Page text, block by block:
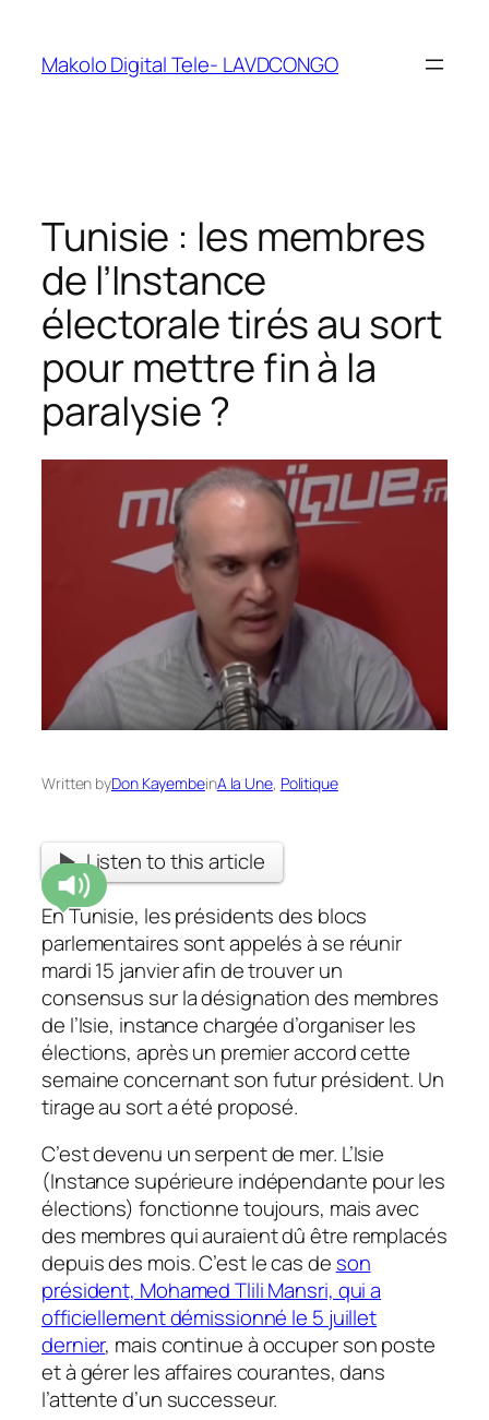
Makolo Digital Tele- LAVDCONGO
Tunisie : les membres
de l’Instance
électorale tirés au sort
pour mettre fin à la
paralysie ?
Written byDon KayembeinA la Une, Politique
Listen to this article
En Tunisie, les présidents des blocs
parlementaires sont appelés à se réunir
mardi 15 janvier afin de trouver un
consensus sur la désignation des membres
de l’Isie, instance chargée d’organiser les
élections, après un premier accord cette
semaine concernant son futur président. Un
tirage au sort a été proposé.
C’est devenu un serpent de mer. L’Isie
(Instance supérieure indépendante pour les
élections) fonctionne toujours, mais avec
des membres qui auraient dû être remplacés
depuis des mois. C’est le cas de son
président, Mohamed Tlili Mansri, qui a
officiellement démissionné le 5 juillet
dernier, mais continue à occuper son poste
et à gérer les affaires courantes, dans
l’attente d’un successeur.